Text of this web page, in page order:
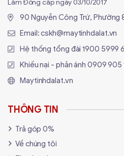
Tại Sao Chọn Mua
Maytinhdalat.vn?
✅ Trải Nghiệm Nghe
không?". Tại
tiếp các mẫu loa
✅ Tư Vấn Đồng Bộ
Lâm Đồng cấp ngày 03/10/2017
90 Nguyễn Công Trứ, Phường
Email:cskh@maytinhdalat.vn
Hệ thống tổng đài1900 5999
Khiếu nại - phản ánh 0909 905
Maytinhdalat.vn
THÔNG TIN
Trả góp 0%
Về chúng tôi